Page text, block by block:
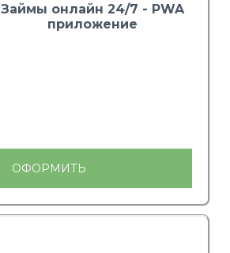
Займы онлайн 24/7 - PWA
приложение
ОФОРМИТЬ